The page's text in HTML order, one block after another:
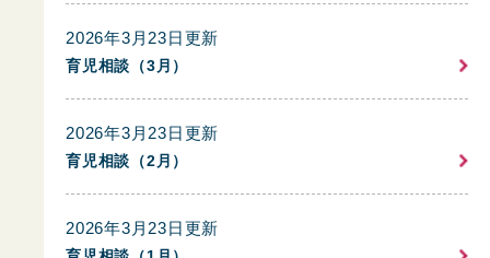
2026年3月23日更新
育児相談（3月）
2026年3月23日更新
育児相談（2月）
2026年3月23日更新